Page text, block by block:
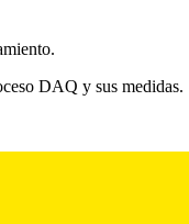
DAQ y sus medidas.